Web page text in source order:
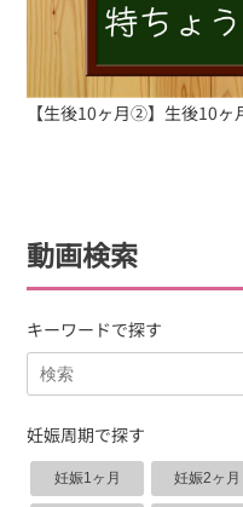
【生後10ヶ月②】生後10ヶ
動画検索
キーワードで探す
妊娠周期で探す
妊娠1ヶ月 妊娠2ヶ月